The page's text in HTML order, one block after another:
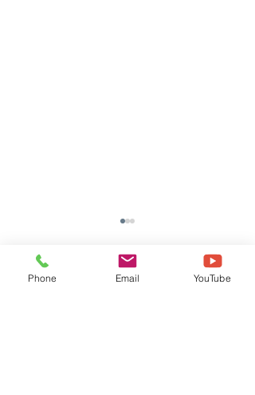
댓글Phone Email YouTube